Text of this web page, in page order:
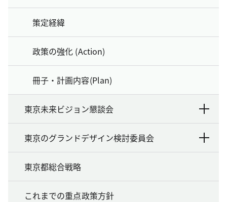
策定経緯
政策の強化 (Action)
冊子・計画内容(Plan)
東京未来ビジョン懇談会
東京のグランドデザイン検討委員会
東京都総合戦略
これまでの重点政策方針